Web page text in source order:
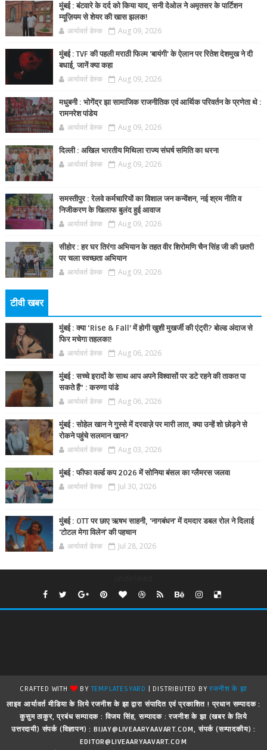
मुंबई : बंटवारे के दर्द को किया याद, सनी देओल ने अमृतसर के पार्टिशन
म्यूज़ियम से शेयर की खास झलक!
आर्यावर्त डेस्क Aug 09, 2026
मुंबई : TVF की पहली मराठी फिल्म 'बायंगी' के ऐलान पर रितेश देशमुख ने दी
बधाई, जानें क्या कहा
आर्यावर्त डेस्क Aug 09, 2026
मधुबनी : भोगेंद्र झा सामाजिक राजनीतिक एवं आर्थिक परिवर्तन के प्रणेता थे :
रामनरेश पांडेय
आर्यावर्त डेस्क Aug 09, 2026
दिल्ली : अखिल भारतीय मिथिला राज्य संघर्ष समिति का धरना
आर्यावर्त डेस्क Aug 09, 2026
समस्तीपुर : रेलवे कर्मचारियों का विशाल जन कन्वेंशन, नई श्रम नीति व
निजीकरण के खिलाफ बुलंद हुई आवाज
आर्यावर्त डेस्क Aug 09, 2026
सीहोर : हर घर तिरंगा अभियान के तहत वीर शिरोमणि चैन सिंह जी की छतरी
पर चला स्वच्छता अभियान
आर्यावर्त डेस्क Aug 09, 2026
टीवी खबर
मुंबई : क्या ‘Rise & Fall’ में होगी खुशी मुखर्जी की एंट्री? बोल्ड अंदाज से
फिर मचेगा तहलका!
आर्यावर्त डेस्क Aug 06, 2026
मुंबई : सच्चे इरादों के साथ आप अपने विश्वासों पर डटे रहने की ताकत पा
सकते हैं” : करुणा पांडे
आर्यावर्त डेस्क Aug 06, 2026
मुंबई : सोहेल खान ने गुस्से में दरवाज़े पर मारी लात, क्या उन्हें शो छोड़ने से
रोकने पहुंचे सलमान खान?
आर्यावर्त डेस्क Aug 03, 2026
मुंबई : फीफा वर्ल्ड कप 2026 में सोनिया बंसल का ग्लैमरस जलवा
आर्यावर्त डेस्क Jul 30, 2026
मुंबई : OTT पर छाए ऋषभ साहनी, 'नागबंधन' में दमदार डबल रोल ने दिलाई
'टोटल मेगा विलेन' की पहचान
आर्यावर्त डेस्क Jul 28, 2026
CRAFTED WITH BYTEMPLATESYARD | DISTRIBUTED BYरजनीश के झा
लाइव आर्यावर्त मीडिया के लिये रजनीश के झा द्वारा संपादित एवं प्रकाशित ! प्रधान सम्पादक :
कुसुम ठाकुर, प्रबंध सम्पादक : विजय सिंह, सम्पादक : रजनीश के झा (खबर के लिये
उत्तरदायी) संपर्क (विज्ञापन) : BIJAY@LIVEAARYAAVART.COM, संपर्क (सम्पादकीय) :
EDITOR@LIVEAARYAAVART.COM